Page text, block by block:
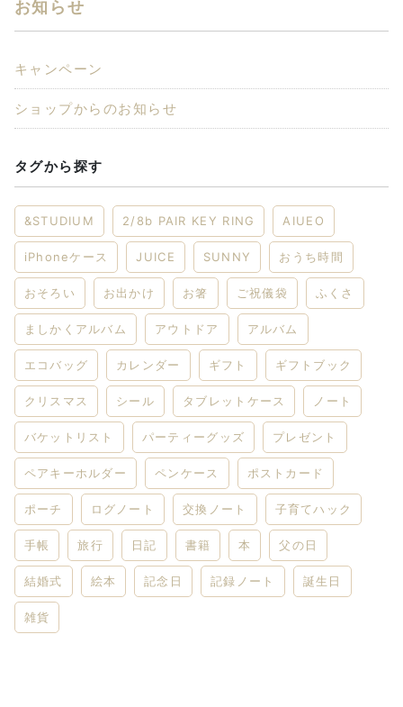
お知らせ
キャンペーン
ショップからのお知らせ
タグから探す
&STUDIUM 2/8b PAIR KEY RING AIUEO
iPhoneケース JUICE SUNNY おうち時間
おそろい お出かけ お箸 ご祝儀袋 ふくさ
ましかくアルバム アウトドア アルバム
エコバッグ カレンダー ギフト ギフトブック
クリスマス シール タブレットケース ノート
バケットリスト パーティーグッズ プレゼント
ペアキーホルダー ペンケース ポストカード
ポーチ ログノート 交換ノート 子育てハック
手帳 旅行 日記 書籍 本 父の日
結婚式 絵本 記念日 記録ノート 誕生日
雑貨